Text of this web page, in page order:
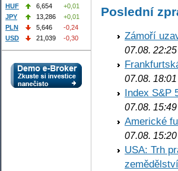
Poslední
Zámoří
07.08. 22:25
07.08. 18:01
Index S&P
07.08. 15:49
Americké
07.08. 15:20
USA: Trh
zemědělství
HUF
6,654
+0,01
JPY
13,286
+0,01
PLN
5,646
-0,24
USD
21,039 -0,30